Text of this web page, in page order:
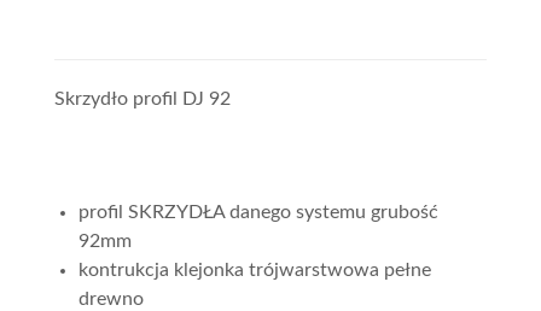
Skrzydło profil DJ 92
profil SKRZYDŁA danego systemu grubość
92mm
kontrukcja klejonka trójwarstwowa pełne
drewno